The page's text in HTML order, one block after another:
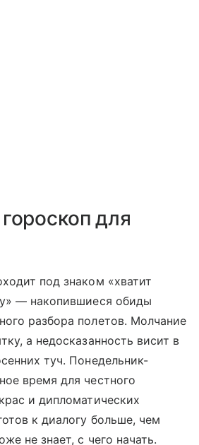
для
под знаком «хватит
— накопившиеся обиды
разбора полетов. Молчание
а недосказанность висит в
туч. Понедельник-
время для честного
и дипломатических
к диалогу больше, чем
не знает, с чего начать.